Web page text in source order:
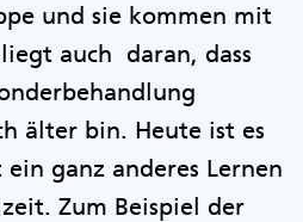
und sie kommen mit
auch daran, dass
älter bin. Heute ist es
ganz anderes Lernen
Zum Beispiel der